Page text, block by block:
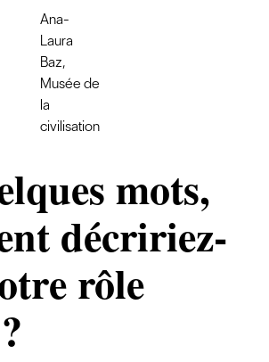
Ana-
Laura
Baz,
Musée de
la
civilisation
mots,
décririez-
rôle